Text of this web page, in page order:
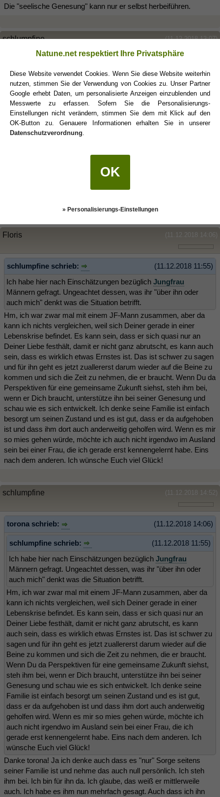
Die "seelische Genesung" kann nur er selbst herbeiführen.
(11.12.2018 13:07)
schlumpfine
(11.12.2018 12:43)
Graf Wasserrutsche schrieb:
Ich glaube nicht, dass es Dir helfen würde, nun gute "Jungfrau-
Mann"-Tipps zu bekommen. Er befindet sich ja gerade offenbar
in einer emotionalen Ausnahmesituation. Alles was Du aus
meiner Sicht tun kannst, ist geduldig zu sein, ihm das Gefühl zu
vermitteln, dass er Dir ernst ist und Du für ihn da bist.
Entscheidend ist jetzt einzig und allein, dass er sich selber hilft.
Vielen Dank für deinen Beitrag!!! Das hilft mir schon ungemein
lernen mich mehr in Geduld zu üben. Das ist jetzt eine
(11.12.2018 14:06)
Floris
(11.12.2018 11:55)
schlumpfine schrieb:
Ich habe hier nach Einschätzungen bezüglich Jungfrau
Männern gefragt. Ungeachtet dessen, was ihr "über ihn oder
auch mich" denkt was die Situation betrifft.
Hm, ich war zwar mal mit einem JF-Mann zusammen, aber da
kann ich nichts vergleichen, weil sich Deiner gerade in einer
Lebenskrise befindet. Es kann sein, dass er sich quasi nur an
Deiner Liebe festhält, damit er nicht ganz abrutscht, es kann auch
sein, dass es wirklich etwas Ernstes ist. Das ist schwer zu sagen
und für ihn geht es jetzt zuallererst darum wieder auf die Beine zu
kommen und sich die Zeit zu nehmen, die er braucht. Wenn Du da
Perspektiven für eine gemeinsame Zukunft siehst, steh ihm bei,
wenn er Dich braucht, unterstütze ihn bei seiner Genesung und
schau wie es sich entwickelt. Ich denke seine Familie ist einfach
besorgt um seinen Zustand und es ist gut, dass er da aufgehoben
ist und dass ihm dort auch anderweitig geholfen wird. Wenn es mir
so mies gehen würde, möchte ich auch nicht irgendwo im Ausland
sein bei einer Frau, die ich gerade erst kennengelernt habe. Eins
nach dem anderen. Ich wünsche Euch viel Glück!
(11.12.2018 14:52)
schlumpfine
(11.12.2018 14:06)
torona schrieb:
(11.12.2018 11:55)
schlumpfine schrieb:
Ich habe hier nach Einschätzungen bezüglich Jungfrau
Männern gefragt. Ungeachtet dessen, was ihr "über ihn oder
auch mich" denkt was die Situation betrifft.
Hm, ich war zwar mal mit einem JF-Mann zusammen, aber da
kann ich nichts vergleichen, weil sich Deiner gerade in einer
Lebenskrise befindet. Es kann sein, dass er sich quasi nur an
Deiner Liebe festhält, damit er nicht ganz abrutscht, es kann
auch sein, dass es wirklich etwas Ernstes ist. Das ist schwer zu
sagen und für ihn geht es jetzt zuallererst darum wieder auf die
Beine zu kommen und sich die Zeit zu nehmen, die er braucht.
Wenn Du da Perspektiven für eine gemeinsame Zukunft siehst,
steh ihm bei, wenn er Dich braucht, unterstütze ihn bei seiner
Genesung und schau wie es sich entwickelt. Ich denke seine
Familie ist einfach besorgt um seinen Zustand und es ist gut,
dass er da aufgehoben ist und dass ihm dort auch anderweitig
geholfen wird. Wenn es mir so mies gehen würde, möchte ich
auch nicht irgendwo im Ausland sein bei einer Frau, die ich
gerade erst kennengelernt habe. Eins nach dem anderen. Ich
wünsche Euch viel Glück!
Danke torona! Ja ich denke auch dass es "nur" Sorge seitens
seiner Familie ist und nehme das auch null persönlich. Ich steh
ihm bei. Ich bin für ihn da. Ich glaube, das weiß er mittlerweile
auch. Ich habe es ihm nun mehrfach gesagt. Auch dass ich ihn
Natune.net respektiert Ihre Privatsphäre
Diese Website verwendet Cookies. Wenn Sie diese Website weiterhin
nutzen, stimmen Sie der Verwendung von Cookies zu. Unser Partner
Google erhebt Daten, um personalisierte Anzeigen einzublenden und
Messwerte zu erfassen. Sofern Sie die Personalisierungs-
Einstellungen nicht verändern, stimmen Sie dem mit Klick auf den
OK-Button zu. Genauere Informationen erhalten Sie in unserer
Datenschutzverordnung.
OK
» Personalisierungs-Einstellungen